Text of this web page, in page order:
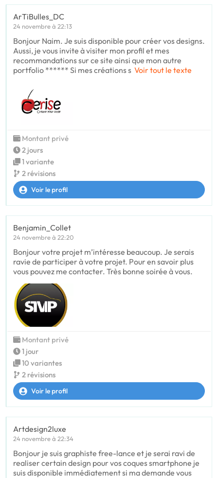
ArTiBulles_DC
24 novembre à 22:13
Bonjour Naim. Je suis disponible pour créer vos designs.
Aussi, je vous invite à visiter mon profil et mes
recommandations sur ce site ainsi que mon autre
portfolio ****** Si mes créations s Voir tout le texte
Montant privé
2 jours
1 variante
2 révisions
Voir le profil
Benjamin_Collet
24 novembre à 22:20
Bonjour votre projet m’intéresse beaucoup. Je serais
ravie de participer à votre projet. Pour en savoir plus
vous pouvez me contacter. Très bonne soirée à vous.
Montant privé
1 jour
10 variantes
2 révisions
Voir le profil
Artdesign2luxe
24 novembre à 22:34
Bonjour je suis graphiste free-lance et je serai ravi de
realiser certain design pour vos coques smartphone je
suis disponible immédiatement si ma demande vous